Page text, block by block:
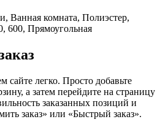
Ванная комната, Полиэстер,
600, Прямоугольная
сайте легко. Просто добавьте
а затем перейдите на страницу
заказанных позиций и
заказ» или «Быстрый заказ».